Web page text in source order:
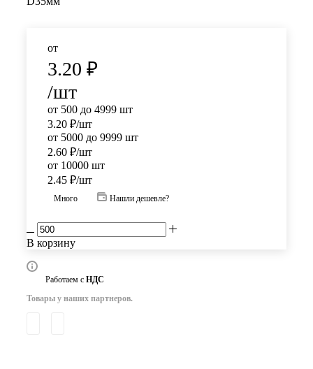
от
3.20 ₽
/шт
от 500 до 4999 шт
3.20 ₽/шт
от 5000 до 9999 шт
2.60 ₽/шт
от 10000 шт
2.45 ₽/шт
Много Нашли дешевле?
В корзину
Работаем с НДС
Товары у наших партнеров.